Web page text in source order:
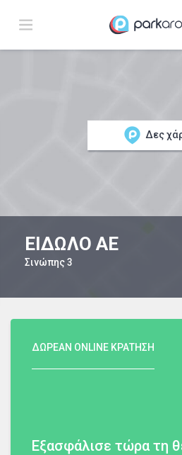
Δες
ΕΙΔΩΛΟ ΑΕ
Σινώπης 3
ΔΩΡΕΑΝ ONLINE ΚΡΑΤΗΣΗ
Εξασφάλισε τώρα τη